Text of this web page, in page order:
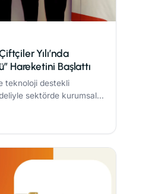
Yılı’nda
Hareketini Başlattı
teknoloji destekli
sektörde kurumsal
Gücü” hareketi